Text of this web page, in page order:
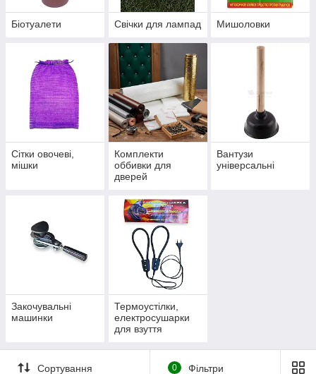
Біотуалети Свічки для лампад Мишоловки
Сітки овочеві,
мішки
Комплекти
оббивки для
дверей
Вантузи
універсальні
Закочувальні
машинки
Термоустілки,
електросушарки
для взуття
Сортування 0 Фільтри